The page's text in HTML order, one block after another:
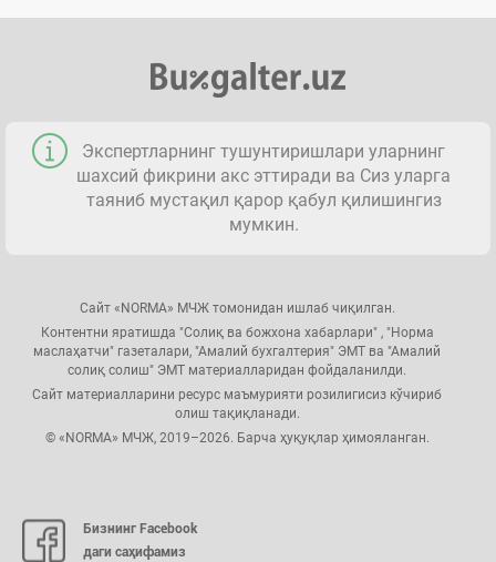
Экспертларнинг тушунтиришлари уларнинг
шахсий фикрини акс эттиради ва Сиз уларга
таяниб мустақил қарор қабул қилишингиз
мумкин.
Сайт «NORMA» МЧЖ томонидан ишлаб чиқилган.
Контентни яратишда "Солиқ ва божхона хабарлари" , "Норма
маслаҳатчи" газеталари, "Амалий бухгалтерия" ЭМТ ва "Амалий
солиқ солиш" ЭМТ материалларидан фойдаланилди.
Сайт материалларини ресурс маъмурияти розилигисиз кўчириб
олиш тақиқланади.
© «NORMA» МЧЖ, 2019–2026. Барча ҳуқуқлар ҳимояланган.
Бизнинг Facebook
даги саҳифамиз